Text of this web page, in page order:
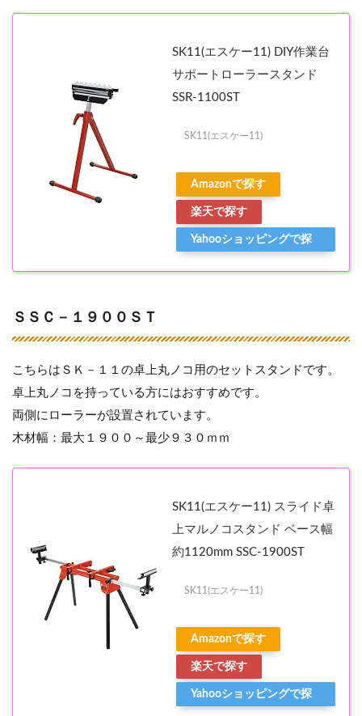
SK11(エスケー11) DIY作業台
サポートローラースタンド
SSR-1100ST
SK11(エスケー11)
Amazonで探す
楽天で探す
Yahooショッピングで探
ＳＳＣ－１９００ＳＴ
こちらはＳＫ－１１の卓上丸ノコ用のセットスタンドです。
卓上丸ノコを持っている方にはおすすめです。
両側にローラーが設置されています。
木材幅：最大１９００～最少９３０ｍｍ
SK11(エスケー11) スライド卓
上マルノコスタンド ベース幅
約1120mm SSC-1900ST
SK11(エスケー11)
Amazonで探す
楽天で探す
Yahooショッピングで探